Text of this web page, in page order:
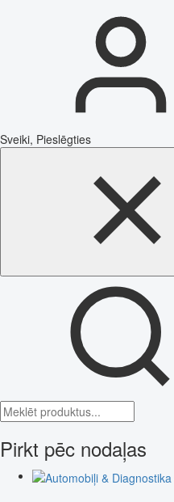
Sveiki, Pieslēgties
Pirkt pēc nodaļas